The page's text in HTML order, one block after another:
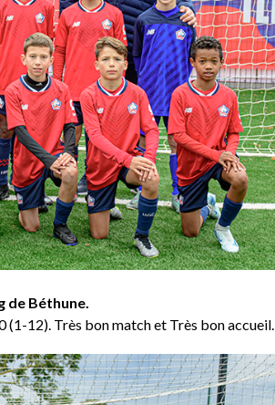
de Béthune.
12). Très bon match et Très bon accueil.